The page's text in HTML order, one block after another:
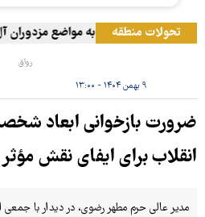
تحولات منطقه
حمله ارتش یمن به مواضع مزدوران آل
رواق
۹ بهمن ۱۴۰۴ - ۱۳:۰۰
ضرورت بازخوانی ابعاد
انقلاب برای ایفای نقش
مدیر عالی حرم مطهر رضوی، در دیدار با جمعی